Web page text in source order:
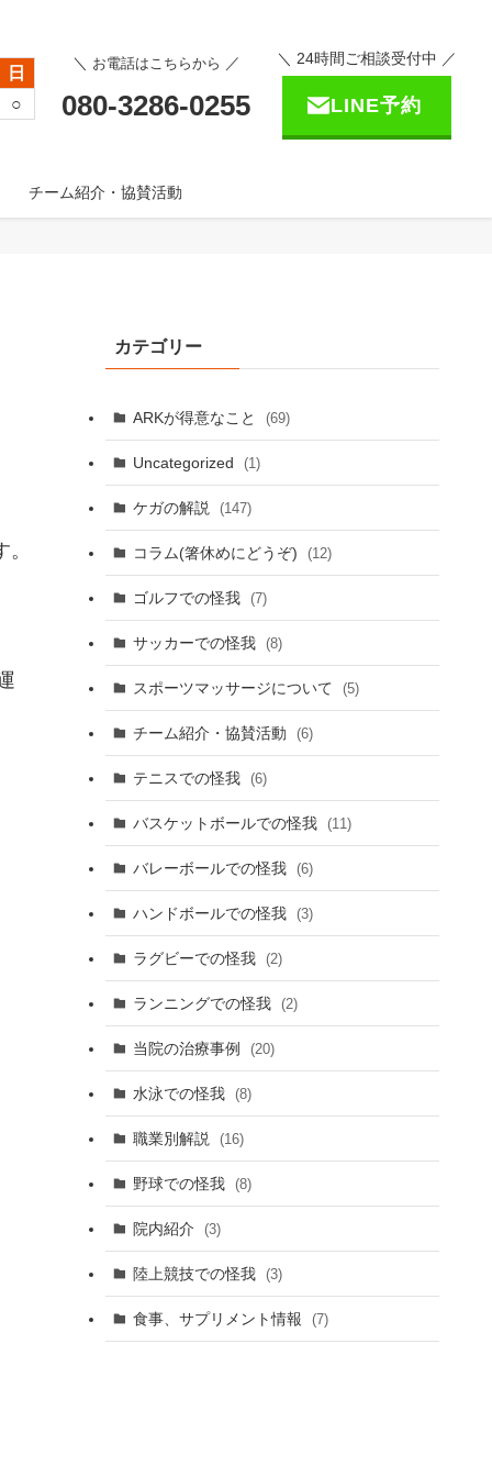
チーム紹介・協賛活動
日
○
＼ お電話はこちらから ／
080-3286-0255
＼ 24時間ご相談受付中 ／
LINE予約
カテゴリー
ARKが得意なこと (69)
Uncategorized (1)
ケガの解説 (147)
コラム(箸休めにどうぞ) (12)
ゴルフでの怪我 (7)
サッカーでの怪我 (8)
スポーツマッサージについて (5)
チーム紹介・協賛活動 (6)
テニスでの怪我 (6)
バスケットボールでの怪我 (11)
バレーボールでの怪我 (6)
ハンドボールでの怪我 (3)
ラグビーでの怪我 (2)
ランニングでの怪我 (2)
当院の治療事例 (20)
水泳での怪我 (8)
職業別解説 (16)
野球での怪我 (8)
院内紹介 (3)
陸上競技での怪我 (3)
食事、サプリメント情報 (7)